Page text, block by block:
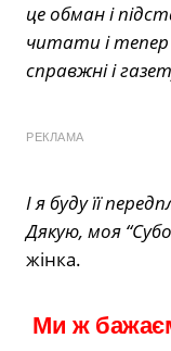
це обман і
читати і
справжні і
РЕКЛАМА
І я буду її
Дякую, моя
жінка.
Ми ж